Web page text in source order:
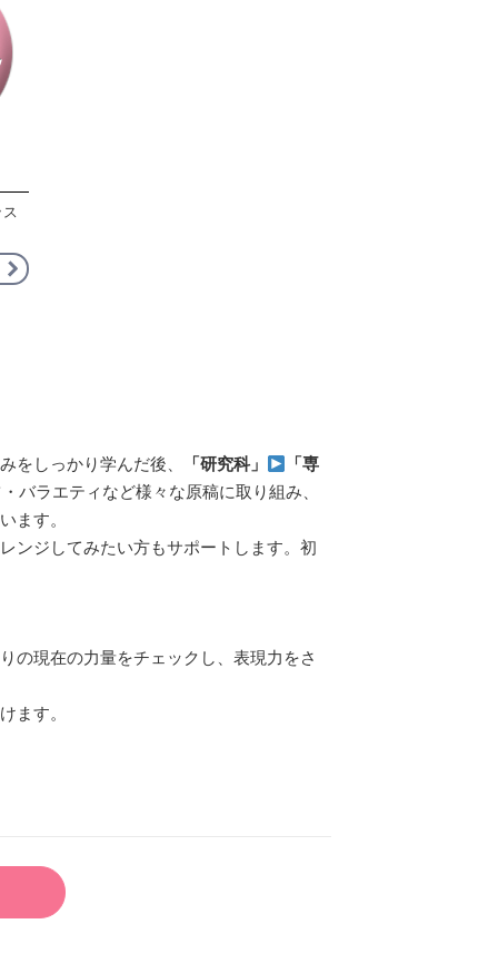
をしっかり学んだ後、 「研究科」
「専
バラエティなど様々な原稿に取り組み、
ます。
ンジしてみたい方もサポートします。初
の現在の力量をチェックし、表現力をさ
ます。